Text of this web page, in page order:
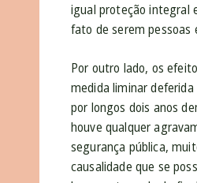
igual proteção integral
fato de serem pessoas
Por outro lado, os
medida liminar
por longos dois anos
houve qualquer
segurança pública,
causalidade que se